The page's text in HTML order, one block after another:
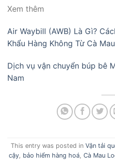
Xem thêm
Air Waybill (AWB) Là Gì?
Khẩu Hàng Không Từ Cà Mau
Dịch vụ vận chuyển búp bê
Nam
This entry was posted in Vận tải
cậy, bảo hiểm hàng hoá, Cà Mau